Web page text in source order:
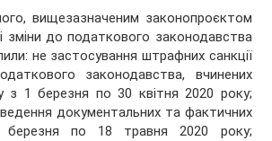
вищезазначеним законопроєктом
зміни до податкового законодавства
не застосування штрафних санкції
законодавства, вчинених
з 1 березня по 30 квітня 2020 року;
документальних та фактичних
березня по 18 травня 2020 року;